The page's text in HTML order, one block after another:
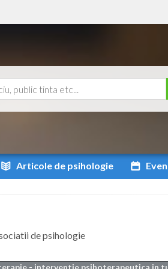
Articole de psihologie
de psihologie
- interventie psihoterapeutica in